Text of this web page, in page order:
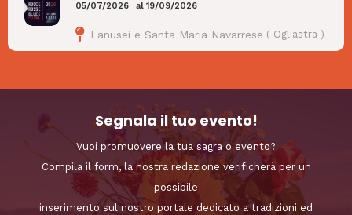
05/07/2026 al 19/09/2026
Lanusei e Santa Maria Navarrese ( Ogliastra)
Segnala il tuo evento!
Vuoi promuovere la tua sagra o evento?
Compila il form, la nostra redazione verificherà per un
possibile
inserimento sul nostro portale dedicato a tradizioni ed